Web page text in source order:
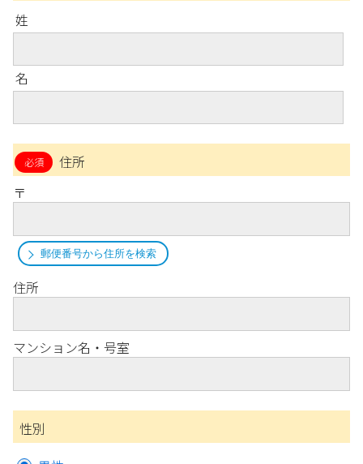
姓
名
住所
〒
郵便番号から住所を検索
住所
マンション名・号室
性別